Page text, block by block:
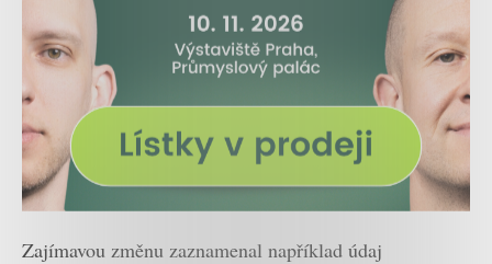
Zajímavou změnu zaznamenal například údaj